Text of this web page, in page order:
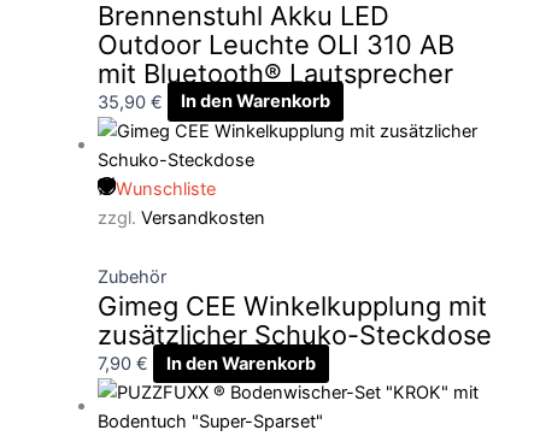
Brennenstuhl Akku LED
Outdoor Leuchte OLI 310 AB
mit Bluetooth® Lautsprecher
35,90 € In den Warenkorb
Wunschliste
zzgl. Versandkosten
Zubehör
Gimeg CEE Winkelkupplung mit
zusätzlicher Schuko-Steckdose
7,90 € In den Warenkorb